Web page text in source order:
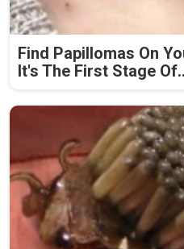
Find Papillomas On
It's The First Stage